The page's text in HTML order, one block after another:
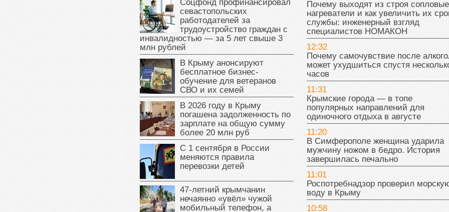
Соцфонд профинансировал
севастопольских
работодателей за
трудоустройство граждан с
инвалидностью — за 5 лет свыше 3
млн рублей
В Крыму анонсируют
бесплатное бизнес-
обучение для ветеранов
СВО и их семей
В 2026 году в Крыму
погашена задолженность по
зарплате на общую сумму
более 20 млн руб
С 1 сентября в России
меняются правила
перевозки детей
47‑летний крымчанин
нечаянно «увёл» чужой
мобильный телефон, а
Почему выходят из строя сопловые
нагреватели и как увеличить их
службы: инженерный взгляд
специалистов НОМАКОН
12:32
Почему самочувствие после
может ухудшиться спустя
часов
11:31
Крымские города — в топе
популярных направлений для
одиночного отдыха в августе
11:20
В Симферополе женщина ударила
мужчину ножом в бедро. История
завершилась печально
11:01
Роспотребнадзор проверил
воду в Крыму
10:58